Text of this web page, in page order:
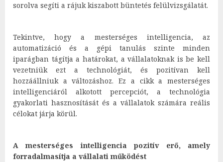
sorolva segíti a rájuk kiszabott büntetés felülvizsgálatát.
Tekintve, hogy a mesterséges intelligencia, az
automatizáció és a gépi tanulás szinte minden
iparágban tágítja a határokat, a vállalatoknak is be kell
vezetniük ezt a technológiát, és pozitívan kell
hozzáállniuk a változáshoz. Ez a cikk a mesterséges
intelligenciáról alkotott percepciót, a technológia
gyakorlati hasznosítását és a vállalatok számára reális
célokat járja körül.
A mesterséges intelligencia pozitív erő, amely
forradalmasítja a vállalati működést